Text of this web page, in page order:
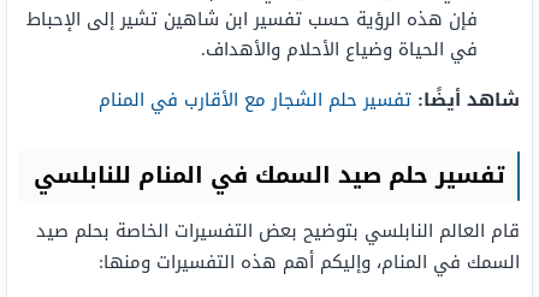
فإن هذه الرؤية حسب تفسير ابن شاهين تشير إلى الإحباط
في الحياة وضياع الأحلام والأهداف.
شاهد أيضًا: تفسير حلم الشجار مع الأقارب في المنام
تفسير حلم صيد السمك في المنام للنابلسي
قام العالم النابلسي بتوضيح بعض التفسيرات الخاصة بحلم صيد
السمك في المنام، وإليكم أهم هذه التفسيرات ومنها: